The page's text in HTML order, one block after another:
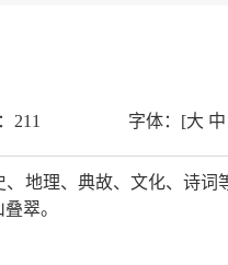
211 字体： [大 中
地理、典故、文化、诗词
翠。